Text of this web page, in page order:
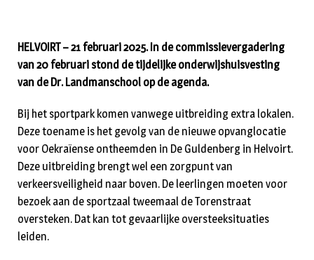
HELVOIRT – 21 februari 2025. In de commissievergadering
van 20 februari stond de tijdelijke onderwijshuisvesting
van de Dr. Landmanschool op de agenda.
Bij het sportpark komen vanwege uitbreiding extra lokalen.
Deze toename is het gevolg van de nieuwe opvanglocatie
voor Oekraïense ontheemden in De Guldenberg in Helvoirt.
Deze uitbreiding brengt wel een zorgpunt van
verkeersveiligheid naar boven. De leerlingen moeten voor
bezoek aan de sportzaal tweemaal de Torenstraat
oversteken. Dat kan tot gevaarlijke oversteeksituaties
leiden.